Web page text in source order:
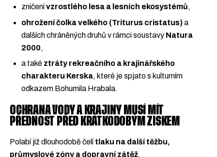
zničenívzrostlého lesa a lesních ekosystémů,
ohrožení čolka velkého (Triturus cristatus)a
dalších chráněných druhů v rámci soustavy Natura
2000,
a také ztráty rekreačního a krajinářského
charakteru Kerska, které je spjato s kulturním
odkazem Bohumila Hrabala.
OCHRANA VODY A KRAJINY MUSÍ MÍT
PŘEDNOST PŘED KRÁTKODOBÝM ZISKEM
Polabí již dlouhodobě čelítlaku na další těžbu,
průmyslové zóny a dopravní zátěž.